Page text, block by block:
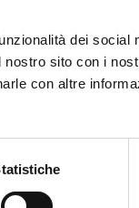
dei social
sito con i
con altre